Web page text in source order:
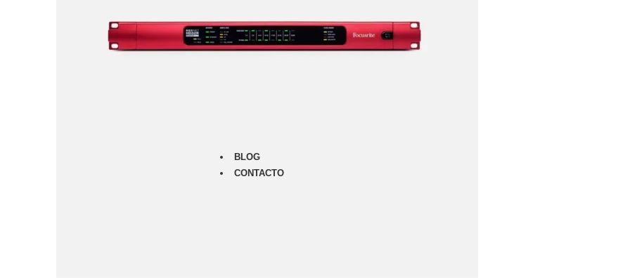
Audífonos
Micrófonos
BLOG
CONTACTO